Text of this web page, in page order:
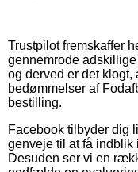
Trustpilot fremskaffer
gennemrode
og derved er det klogt,
bedømmelser af
bestilling.
Facebook tilbyder dig
genveje til at få indblik
Desuden ser vi en